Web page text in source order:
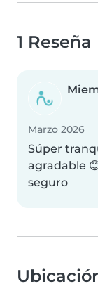
1 Reseña
Marzo 2026
Súper
agradable
seguro